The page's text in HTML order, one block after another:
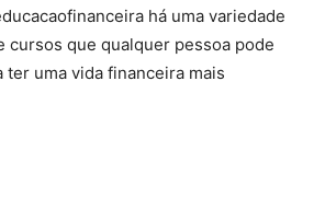
há uma variedade
cursos que qualquer pessoa pode
ter uma vida financeira mais